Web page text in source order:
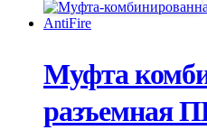
Муфта
разъемная